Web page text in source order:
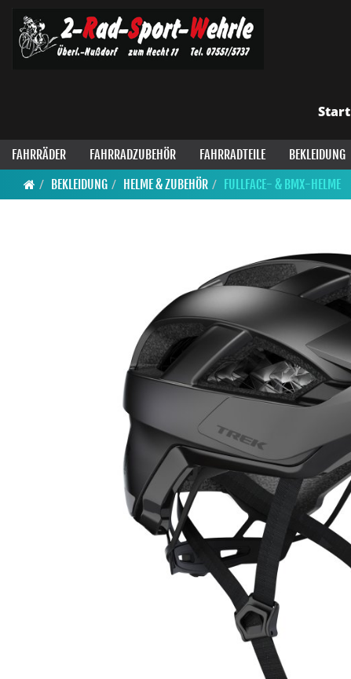
Start
FAHRRÄDER FAHRRADZUBEHÖR FAHRRADTEILE BEKLEIDUNG
BEKLEIDUNG
HELME & ZUBEHÖR FULLFACE- & BMX-HELME